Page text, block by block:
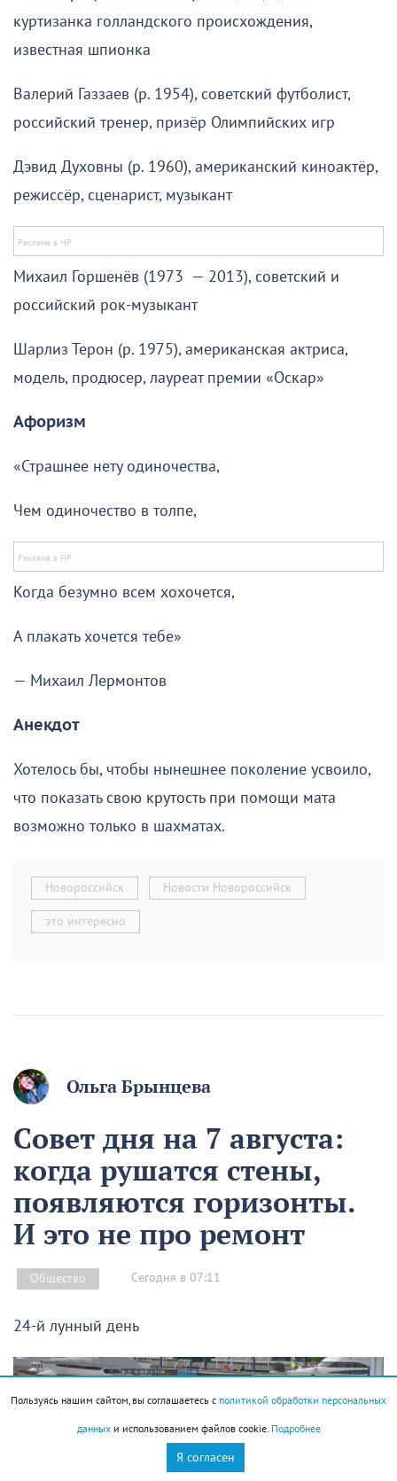
куртизанка голландского происхождения,
известная шпионка
Валерий Газзаев (р. 1954), советский футболист,
российский тренер, призёр Олимпийских игр
Дэвид Духовны (р. 1960), американский киноактёр,
режиссёр, сценарист, музыкант
Михаил Горшенёв (1973 — 2013), советский и
российский рок-музыкант
Шарлиз Терон (р. 1975), американская актриса,
модель, продюсер, лауреат премии «Оскар»
Афоризм
«Страшнее нету одиночества,
Чем одиночество в толпе,
Когда безумно всем хохочется,
А плакать хочется тебе»
— Михаил Лермонтов
Анекдот
Хотелось бы, чтобы нынешнее поколение усвоило,
что показать свою крутость при помощи мата
возможно только в шахматах.
Новороссийск Новости Новороссийск
это интересно
Ольга Брынцева
Совет дня на 7 августа:
когда рушатся стены,
появляются горизонты.
И это не про ремонт
Общество Сегодня в 07:11
24-й лунный день
Пользуясь нашим сайтом, вы соглашаетесь с политикой обработки персональных
данныхи использованием файлов cookie. Подробнее
Я согласен